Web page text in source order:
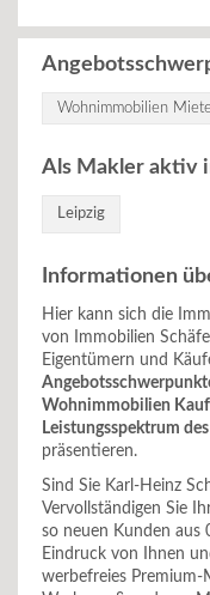
Wohnimmobilien Miete
Als Makler aktiv
Leipzig
Informationen
Hier kann sich die
von Immobilien
Eigentümern und
Wohnimmobilien Kauf
Leistungsspektrum
präsentieren.
Sind Sie Karl-Heinz
Vervollständigen Sie
so neuen Kunden aus
Eindruck von Ihnen
werbefreies Premium-